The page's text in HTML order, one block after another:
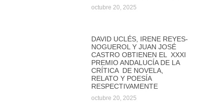
octubre 20, 2025
DAVID UCLÉS, IRENE REYES-
NOGUEROL Y JUAN JOSÉ
CASTRO OBTIENEN EL XXXI
PREMIO ANDALUCÍA DE LA
CRÍTICA DE NOVELA,
RELATO Y POESÍA
RESPECTIVAMENTE
octubre 20, 2025